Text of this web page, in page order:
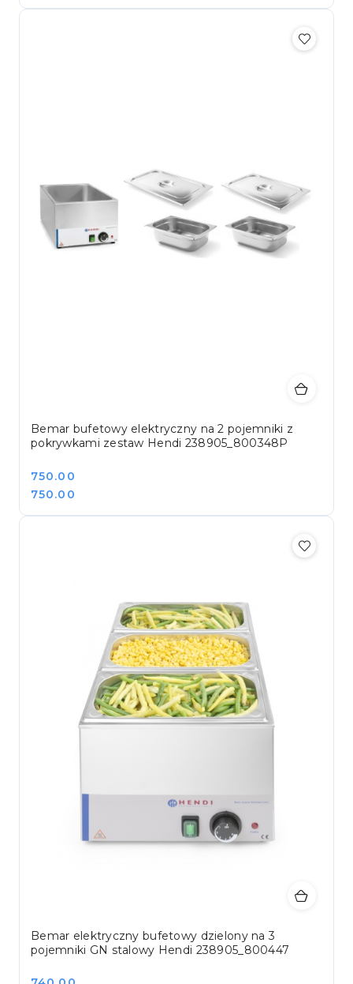
Bemar bufetowy elektryczny na 2 pojemniki z
pokrywkami zestaw Hendi 238905_800348P
Cena:
750.00
Cena:
750.00
Bemar elektryczny bufetowy dzielony na 3
pojemniki GN stalowy Hendi 238905_800447